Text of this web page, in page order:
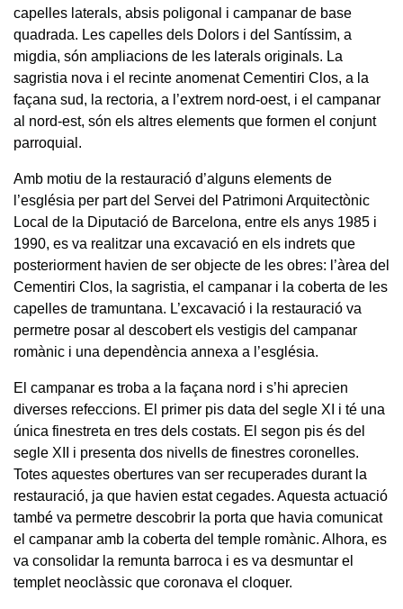
capelles laterals, absis poligonal i campanar de base
quadrada. Les capelles dels Dolors i del Santíssim, a
migdia, són ampliacions de les laterals originals. La
sagristia nova i el recinte anomenat Cementiri Clos, a la
façana sud, la rectoria, a l’extrem nord-oest, i el campanar
al nord-est, són els altres elements que formen el conjunt
parroquial.
Amb motiu de la restauració d’alguns elements de
l’església per part del Servei del Patrimoni Arquitectònic
Local de la Diputació de Barcelona, entre els anys 1985 i
1990, es va realitzar una excavació en els indrets que
posteriorment havien de ser objecte de les obres: l’àrea del
Cementiri Clos, la sagristia, el campanar i la coberta de les
capelles de tramuntana. L’excavació i la restauració va
permetre posar al descobert els vestigis del campanar
romànic i una dependència annexa a l’església.
El campanar es troba a la façana nord i s’hi aprecien
diverses refeccions. El primer pis data del segle XI i té una
única finestreta en tres dels costats. El segon pis és del
segle XII i presenta dos nivells de finestres coronelles.
Totes aquestes obertures van ser recuperades durant la
restauració, ja que havien estat cegades. Aquesta actuació
també va permetre descobrir la porta que havia comunicat
el campanar amb la coberta del temple romànic. Alhora, es
va consolidar la remunta barroca i es va desmuntar el
templet neoclàssic que coronava el cloquer.